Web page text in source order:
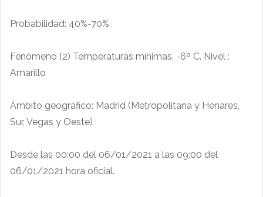
Probabilidad: 40%-70%.
Fenómeno (2) Temperaturas mínimas. -6º C. Nivel :
Amarillo
Ámbito geográfico: Madrid (Metropolitana y Henares,
Sur, Vegas y Oeste)
Desde las 00:00 del 06/01/2021 a las 09:00 del
06/01/2021 hora oficial.